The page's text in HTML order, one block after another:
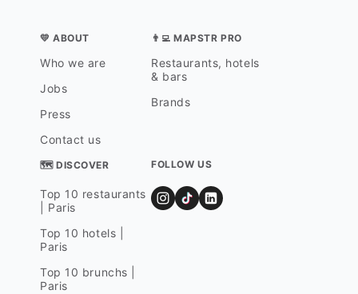
💛 ABOUT
Who we are
Jobs
Press
Contact us
👨‍💻 MAPSTR PRO
Restaurants, hotels
& bars
Brands
🗺 DISCOVER
Top 10 restaurants
| Paris
Top 10 hotels |
Paris
Top 10 brunchs |
Paris
FOLLOW US